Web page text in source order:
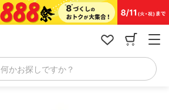
何かお探しですか？